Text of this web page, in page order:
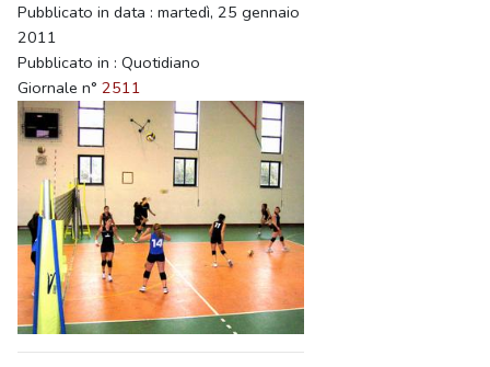
Pubblicato in data : martedì, 25 gennaio
2011
Pubblicato in : Quotidiano
Giornale n° 2511